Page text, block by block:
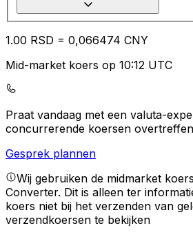
1.00 RSD = 0,066474 CNY
Mid-market koers op 10:12 UTC
Praat vandaag met een valuta-
concurrerende koersen
Gesprek plannen
Wij gebruiken de midmarket
Converter. Dit is alleen ter
koers niet bij het verzenden van
verzendkoersen te bekijken